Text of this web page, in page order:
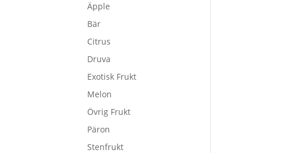
Äpple
Bär
Citrus
Druva
Exotisk Frukt
Melon
Övrig Frukt
Päron
Stenfrukt